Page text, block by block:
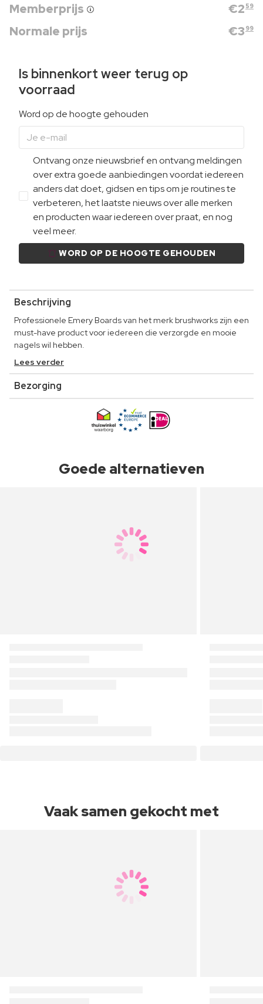
Memberprijs €2 59
Normale prijs €3 99
Is binnenkort weer terug op
voorraad
Word op de hoogte gehouden
Ontvang onze nieuwsbrief en ontvang meldingen
over extra goede aanbiedingen voordat iedereen
anders dat doet, gidsen en tips om je routines te
verbeteren, het laatste nieuws over alle merken
en producten waar iedereen over praat, en nog
veel meer.
WORD OP DE HOOGTE GEHOUDEN
Beschrijving
Professionele Emery Boards van het merk brushworks zijn een
must-have product voor iedereen die verzorgde en mooie
nagels wil hebben.
Lees verder
Bezorging
Goede alternatieven
Vaak samen gekocht met